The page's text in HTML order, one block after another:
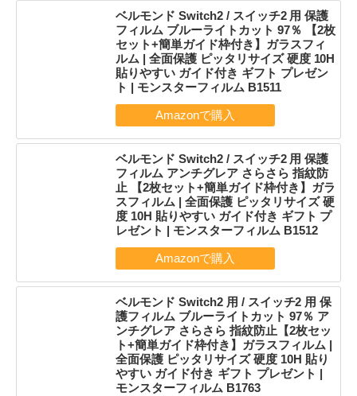
ベルモンド Switch2 / スイッチ2 用 保護
フィルム ブルーライトカット 97％ 【2枚
セット+簡単ガイド枠付き】ガラスフィ
ルム | 全面保護 ピッタリサイズ 硬度 10H
貼りやすい ガイド付き ギフト プレゼン
ト | モンスターフィルム B1511
ベルモンド Switch2 / スイッチ2 用 保護
フィルム アンチグレア さらさら 指紋防
止 【2枚セット+簡単ガイド枠付き】ガラ
スフィルム | 全面保護 ピッタリサイズ 硬
度 10H 貼りやすい ガイド付き ギフト プ
レゼント | モンスターフィルム B1512
ベルモンド Switch2 用 / スイッチ2 用 保
護フィルム ブルーライトカット 97％ ア
ンチグレア さらさら 指紋防止【2枚セッ
ト+簡単ガイド枠付き】ガラスフィルム |
全面保護 ピッタリサイズ 硬度 10H 貼り
やすい ガイド付き ギフト プレゼント |
モンスターフィルム B1763